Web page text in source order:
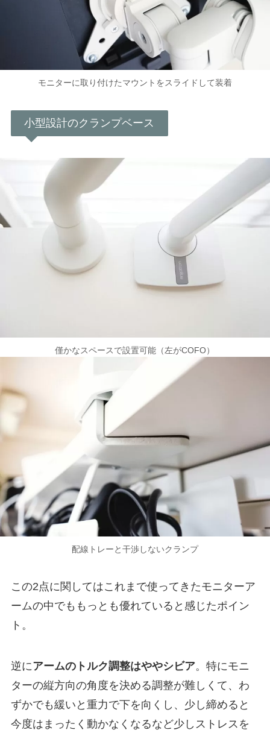
モニターに取り付けたマウントをスライドして装着
小型設計のクランプベース
僅かなスペースで設置可能（左がCOFO）
配線トレーと干渉しないクランプ
この2点に関してはこれまで使ってきたモニターア
ームの中でももっとも優れていると感じたポイン
ト。
逆にアームのトルク調整はややシビア。特にモニ
ターの縦方向の角度を決める調整が難しくて、わ
ずかでも緩いと重力で下を向くし、少し締めると
今度はまったく動かなくなるなど少しストレスを